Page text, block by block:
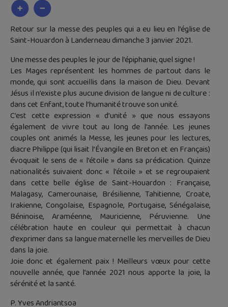
Retour sur la messe des peuples qui a eu lieu en l’église de
Saint-Houardon à Landerneau dimanche 3 janvier 2021.
Une messe des peuples le jour de l’épiphanie, quel signe !
Les Mages représentent les hommes de partout dans le
monde, qui sont accueillis dans la maison de Dieu. Devant
Jésus il n’existe plus aucune division de langue ni de culture :
dans cet Enfant, toute l’humanité trouve son unité.
C’est cette expression « d’unité » que nous essayons
également de vivre tout au long de l’année. Les jeunes
couples ont animés la Messe, les jeunes pour les lectures,
diacre Philippe (qui lisait l’Évangile en Breton et en Français)
évoquait le sens de « l’étoile » dans sa prédication. Quinze
nationalités suivaient donc « l’étoile » et se regroupaient
dans cette belle église de Saint-Houardon : Française,
Malagasy, Camerounaise, Brésilienne, Tahitienne, Croate,
Irakienne, Congolaise, Espagnole, Portugaise, Sénégalaise,
Béninoise, Araméenne, Mauricienne, Péruvienne. Une
célébration haute en couleur qui permettait à chacun
d’exprimer dans sa langue maternelle les merveilles de Dieu
dans la joie.
Joie donc et également paix ! Meilleurs vœux pour cette
nouvelle année, que l’année 2021 nous apporte la joie, la
sérénité et la santé.
P. Yves Andriantsoa